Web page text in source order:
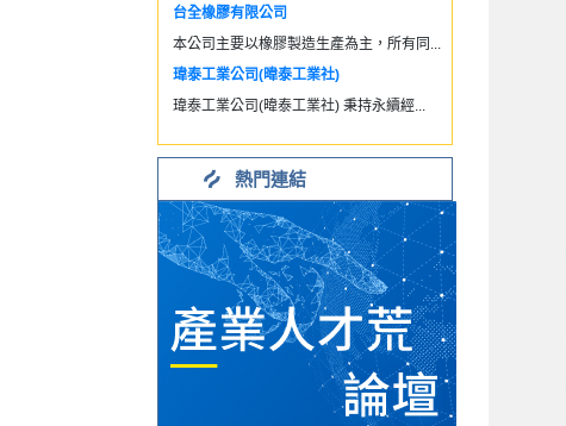
台全橡膠有限公司
本公司主要以橡膠製造生產為主，所有同...
瑋泰工業公司(暐泰工業社)
瑋泰工業公司(暐泰工業社) 秉持永續經...
熱門連結